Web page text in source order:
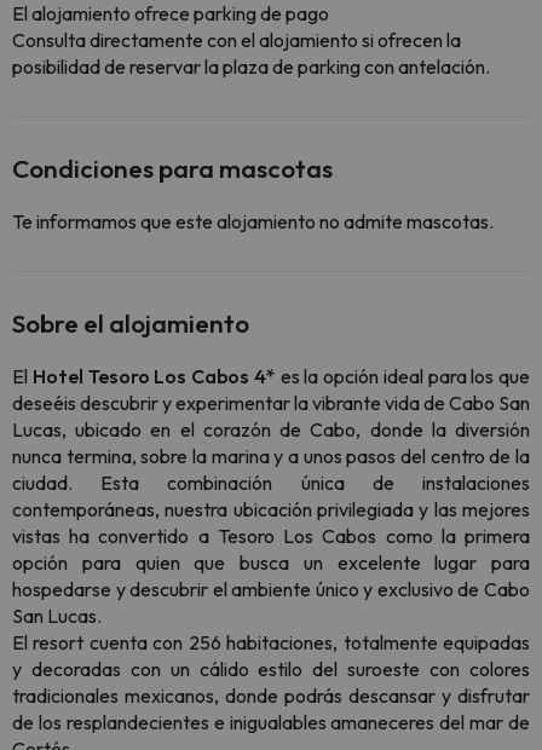
El alojamiento ofrece parking de pago
Consulta directamente con el alojamiento si ofrecen la
posibilidad de reservar la plaza de parking con antelación.
Condiciones para mascotas
Te informamos que este alojamiento no admite mascotas.
Sobre el alojamiento
El Hotel Tesoro Los Cabos 4* es la opción ideal para los que
deseéis descubrir y experimentar la vibrante vida de Cabo San
Lucas, ubicado en el corazón de Cabo, donde la diversión
nunca termina, sobre la marina y a unos pasos del centro de la
ciudad. Esta combinación única de instalaciones
contemporáneas, nuestra ubicación privilegiada y las mejores
vistas ha convertido a Tesoro Los Cabos como la primera
opción para quien que busca un excelente lugar para
hospedarse y descubrir el ambiente único y exclusivo de Cabo
San Lucas.
El resort cuenta con 256 habitaciones, totalmente equipadas
y decoradas con un cálido estilo del suroeste con colores
tradicionales mexicanos, donde podrás descansar y disfrutar
de los resplandecientes e inigualables amaneceres del mar de